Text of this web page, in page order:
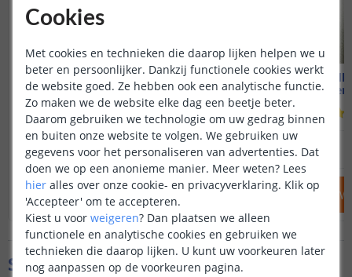
Solar wandlamp Motion III
Helder wit licht
reviews )
OP VOORRAAD 39,95 34,95
IN WINKELWAGEN
Solar
Helder
OP VOORRAAD
IN
Specificaties
Cookies
Met cookies en technieken die daarop lijken helpen we u
beter en persoonlijker. Dankzij functionele cookies werkt
de website goed. Ze hebben ook een analytische functie.
Zo maken we de website elke dag een beetje beter.
Daarom gebruiken we technologie om uw gedrag binnen
en buiten onze website te volgen. We gebruiken uw
gegevens voor het personaliseren van advertenties. Dat
doen we op een anonieme manier. Meer weten? Lees
hier alles over onze cookie- en privacyverklaring. Klik op
'Accepteer' om te accepteren.
Kiest u voor weigeren? Dan plaatsen we alleen
functionele en analytische cookies en gebruiken we
technieken die daarop lijken. U kunt uw voorkeuren later
nog aanpassen op de voorkeuren pagina.